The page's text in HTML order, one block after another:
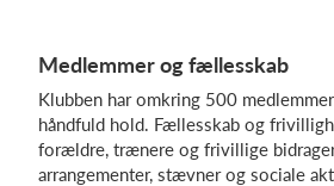
Medlemmer og fællesskab
Klubben har omkring 500
håndfuld hold. Fællesskab og
forældre, trænere og frivillige
arrangementer, stævner og sociale